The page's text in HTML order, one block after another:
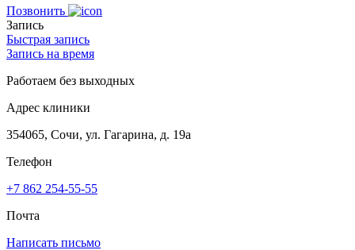
Позвонить
Запись
Быстрая запись
Запись на время
Работаем без выходных
Адрес клиники
354065, Сочи, ул. Гагарина, д. 19а
Телефон
+7 862 254-55-55
Почта
Написать письмо